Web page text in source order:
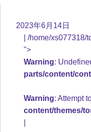
2023年6月14日
/home/xs077318/
">
Warning:
parts/content/
Warning: Attempt
content/themes/